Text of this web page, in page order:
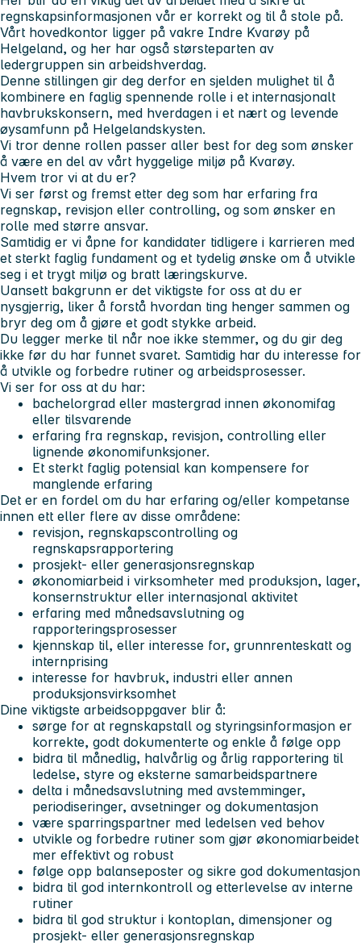
regnskapsinformasjonen vår er korrekt og til å stole på.
Vårt hovedkontor ligger på vakre Indre Kvarøy på
Helgeland, og her har også størsteparten av
ledergruppen sin arbeidshverdag.
Denne stillingen gir deg derfor en sjelden mulighet til å
kombinere en faglig spennende rolle i et internasjonalt
havbrukskonsern, med hverdagen i et nært og levende
øysamfunn på Helgelandskysten.
Vi tror denne rollen passer aller best for deg som ønsker
å være en del av vårt hyggelige miljø på Kvarøy.
Hvem tror vi at du er?
Vi ser først og fremst etter deg som har erfaring fra
regnskap, revisjon eller controlling, og som ønsker en
rolle med større ansvar.
Samtidig er vi åpne for kandidater tidligere i karrieren med
et sterkt faglig fundament og et tydelig ønske om å utvikle
seg i et trygt miljø og bratt læringskurve.
Uansett bakgrunn er det viktigste for oss at du er
nysgjerrig, liker å forstå hvordan ting henger sammen og
bryr deg om å gjøre et godt stykke arbeid.
Du legger merke til når noe ikke stemmer, og du gir deg
ikke før du har funnet svaret. Samtidig har du interesse for
å utvikle og forbedre rutiner og arbeidsprosesser.
Vi ser for oss at du har:
bachelorgrad eller mastergrad innen økonomifag
eller tilsvarende
erfaring fra regnskap, revisjon, controlling eller
lignende økonomifunksjoner.
Et sterkt faglig potensial kan kompensere for
manglende erfaring
Det er en fordel om du har erfaring og/eller kompetanse
innen ett eller flere av disse områdene:
revisjon, regnskapscontrolling og
regnskapsrapportering
prosjekt- eller generasjonsregnskap
økonomiarbeid i virksomheter med produksjon, lager,
konsernstruktur eller internasjonal aktivitet
erfaring med månedsavslutning og
rapporteringsprosesser
kjennskap til, eller interesse for, grunnrenteskatt og
internprising
interesse for havbruk, industri eller annen
produksjonsvirksomhet
Dine viktigste arbeidsoppgaver blir å:
sørge for at regnskapstall og styringsinformasjon er
korrekte, godt dokumenterte og enkle å følge opp
bidra til månedlig, halvårlig og årlig rapportering til
ledelse, styre og eksterne samarbeidspartnere
delta i månedsavslutning med avstemminger,
periodiseringer, avsetninger og dokumentasjon
være sparringspartner med ledelsen ved behov
utvikle og forbedre rutiner som gjør økonomiarbeidet
mer effektivt og robust
følge opp balanseposter og sikre god dokumentasjon
bidra til god internkontroll og etterlevelse av interne
rutiner
bidra til god struktur i kontoplan, dimensjoner og
prosjekt- eller generasjonsregnskap